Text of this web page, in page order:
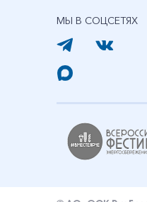
МЫ В СОЦСЕТЯХ